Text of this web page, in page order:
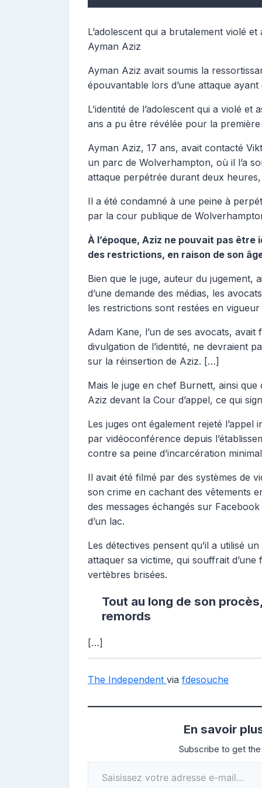
L’adolescent qui a brutalement violé
Ayman Aziz
Ayman Aziz avait soumis la
épouvantable lors d’une attaque
L’identité de l’adolescent qui a violé
ans a pu être révélée pour la
Ayman Aziz, 17 ans, avait contacté
un parc de Wolverhampton, où il l’a
attaque perpétrée durant deux
Il a été condamné à une peine à
par la cour publique de
À l’époque, Aziz ne pouvait pas
des restrictions, en raison de son
Bien que le juge, auteur du jugement,
d’une demande des médias, les
les restrictions sont restées en
Adam Kane, l’un de ses avocats,
divulgation de l’identité, ne devraient
sur la réinsertion de Aziz. […]
Mais le juge en chef Burnett, ainsi
Aziz devant la Cour d’appel, ce qui
Les juges ont également rejeté l’appel
par vidéoconférence depuis
contre sa peine d’incarcération
Il avait été filmé par des systèmes de
son crime en cachant des vêtements
des messages échangés sur
d’un lac.
Les détectives pensent qu’il a utilisé
attaquer sa victime, qui souffrait
vertèbres brisées.
Tout au long de son
remords
[…]
The Independent via fdesouche
En savoir
Subscribe to get
Saisissez votre adresse e-mail…